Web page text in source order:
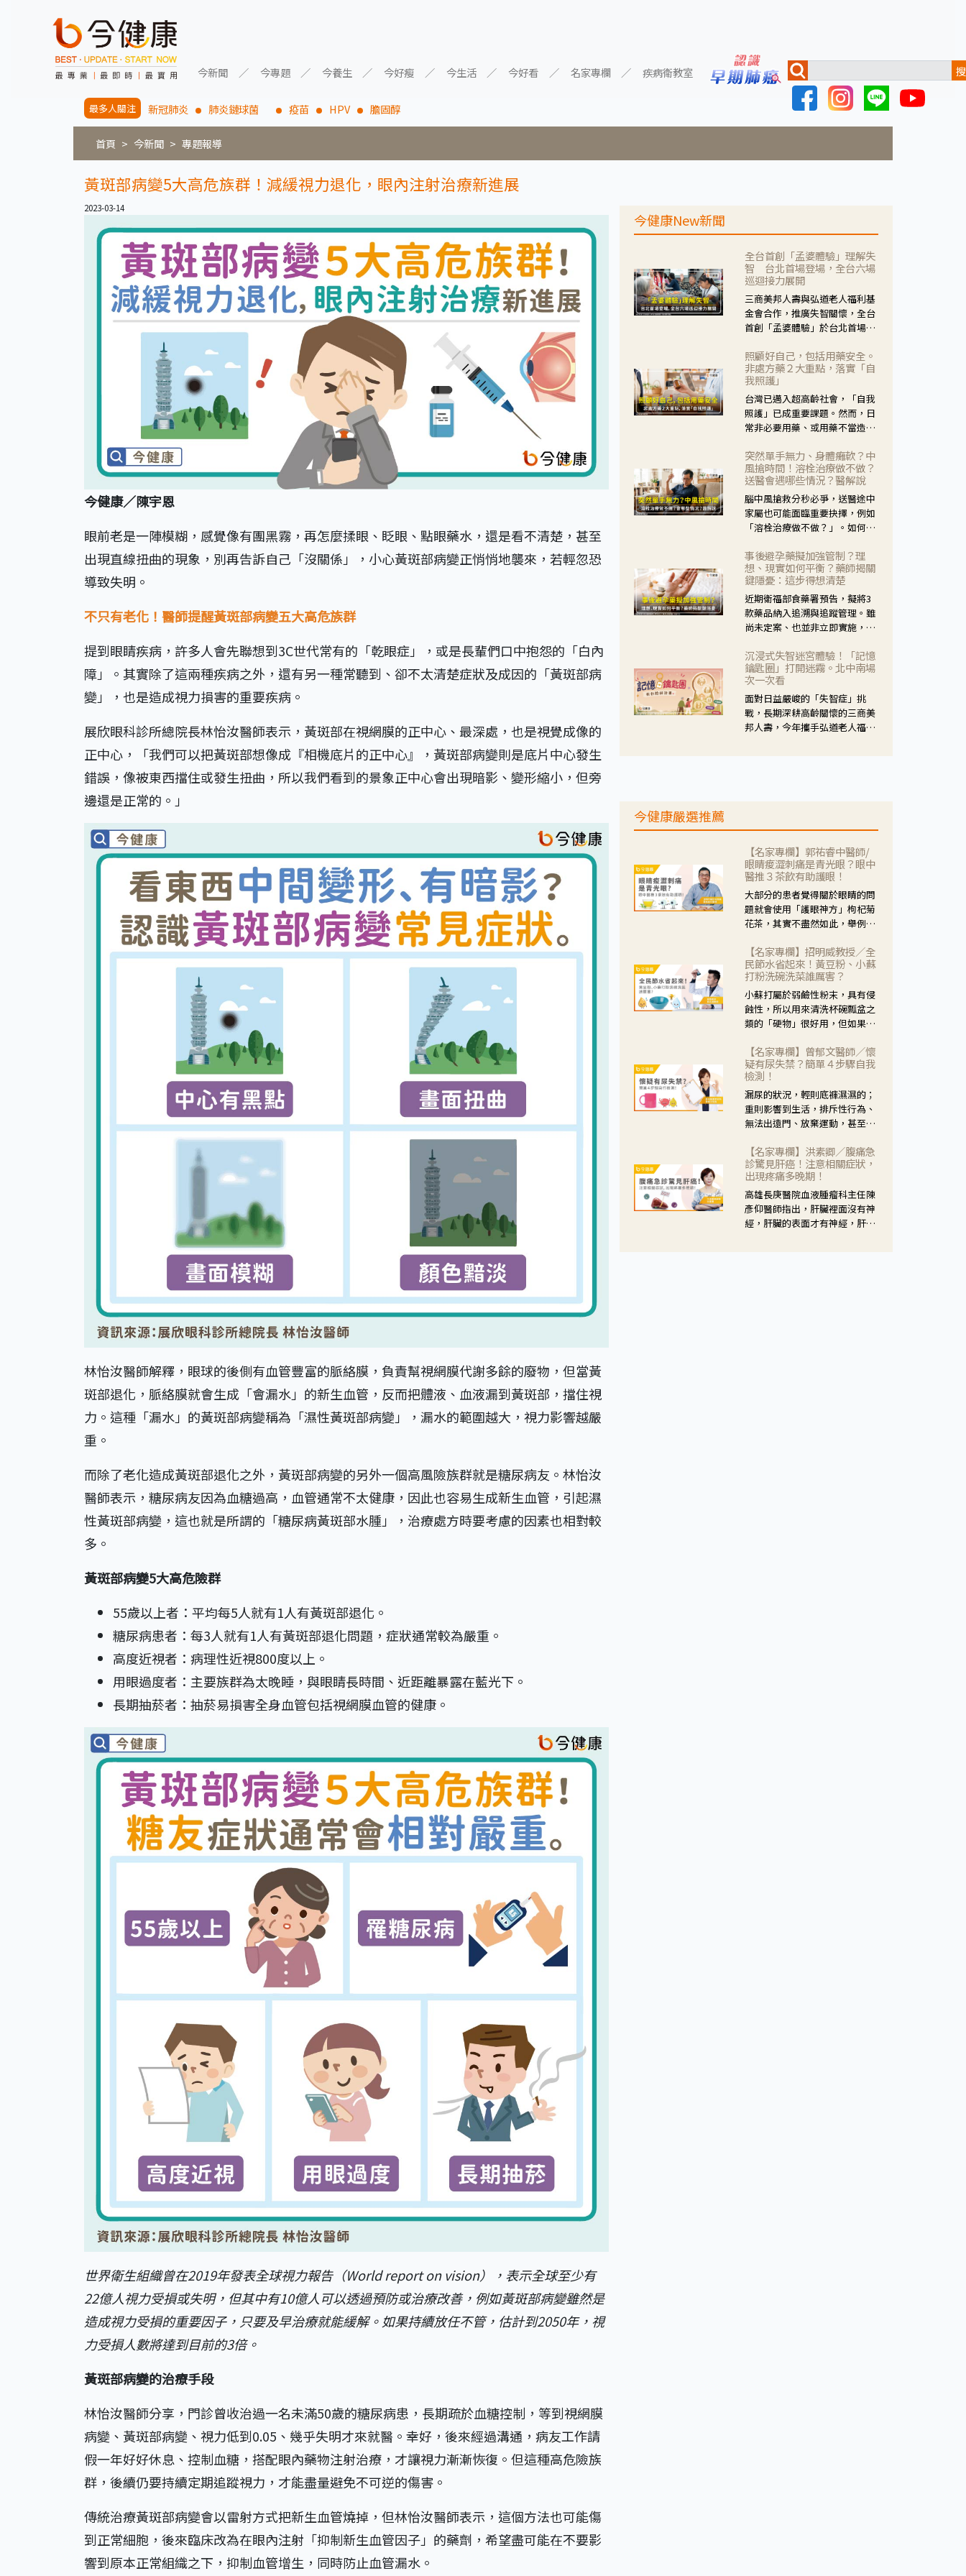
今新聞 今專題 今養生 今好瘦 今生活 今好看 名家專欄 疾病衛教室
最多人關注 新冠肺炎 肺炎鏈球菌 疫苗 HPV 膽固醇
首頁 今新聞 專題報導
黃斑部病變5大高危族群！減緩視力退化，眼內注射治療新進展
2023-03-14
今健康／陳宇恩
眼前老是一陣模糊，感覺像有團黑霧，再怎麼揉眼、眨眼、點眼藥水，還是看不清楚，甚至
出現直線扭曲的現象，別再告訴自己「沒關係」，小心黃斑部病變正悄悄地襲來，若輕忽恐
導致失明。
不只有老化！醫師提醒黃斑部病變五大高危族群
提到眼睛疾病，許多人會先聯想到3C世代常有的「乾眼症」，或是長輩們口中抱怨的「白內
障」。其實除了這兩種疾病之外，還有另一種常聽到、卻不太清楚症狀及成因的「黃斑部病
變」，也是造成視力損害的重要疾病。
展欣眼科診所總院長林怡汝醫師表示，黃斑部在視網膜的正中心、最深處，也是視覺成像的
正中心，「我們可以把黃斑部想像成『相機底片的正中心』，黃斑部病變則是底片中心發生
錯誤，像被東西擋住或發生扭曲，所以我們看到的景象正中心會出現暗影、變形縮小，但旁
邊還是正常的。」
林怡汝醫師解釋，眼球的後側有血管豐富的脈絡膜，負責幫視網膜代謝多餘的廢物，但當黃
斑部退化，脈絡膜就會生成「會漏水」的新生血管，反而把體液、血液漏到黃斑部，擋住視
力。這種「漏水」的黃斑部病變稱為「濕性黃斑部病變」，漏水的範圍越大，視力影響越嚴
重。
而除了老化造成黃斑部退化之外，黃斑部病變的另外一個高風險族群就是糖尿病友。林怡汝
醫師表示，糖尿病友因為血糖過高，血管通常不太健康，因此也容易生成新生血管，引起濕
性黃斑部病變，這也就是所謂的「糖尿病黃斑部水腫」，治療處方時要考慮的因素也相對較
多。
黃斑部病變5大高危險群
55歲以上者：平均每5人就有1人有黃斑部退化。
糖尿病患者：每3人就有1人有黃斑部退化問題，症狀通常較為嚴重。
高度近視者：病理性近視800度以上。
用眼過度者：主要族群為太晚睡，與眼睛長時間、近距離暴露在藍光下。
長期抽菸者：抽菸易損害全身血管包括視網膜血管的健康。
世界衛生組織曾在2019年發表全球視力報告（World report on vision），表示全球至少有
22億人視力受損或失明，但其中有10億人可以透過預防或治療改善，例如黃斑部病變雖然是
造成視力受損的重要因子，只要及早治療就能緩解。如果持續放任不管，估計到2050年，視
力受損人數將達到目前的3倍。
黃斑部病變的治療手段
林怡汝醫師分享，門診曾收治過一名未滿50歲的糖尿病患，長期疏於血糖控制，等到視網膜
病變、黃斑部病變、視力低到0.05、幾乎失明才來就醫。幸好，後來經過溝通，病友工作請
假一年好好休息、控制血糖，搭配眼內藥物注射治療，才讓視力漸漸恢復。但這種高危險族
群，後續仍要持續定期追蹤視力，才能盡量避免不可逆的傷害。
傳統治療黃斑部病變會以雷射方式把新生血管燒掉，但林怡汝醫師表示，這個方法也可能傷
到正常細胞，後來臨床改為在眼內注射「抑制新生血管因子」的藥劑，希望盡可能在不要影
響到原本正常組織之下，抑制血管增生，同時防止血管漏水。
今健康New新聞
全台首創「孟婆體驗」理解失
智 台北首場登場，全台六場
巡迴接力展開
三商美邦人壽與弘道老人福利基
金會合作，推廣失智關懷，全台
首創「孟婆體驗」於台北首場實
模式，用結合情境互動等豐富活
動，將抽象的失智轉化為可感
受、可討論的生活情境，並引導
民眾在家人開始出現改變時，以
理解取代責備、以耐心回應不
安。
照顧好自己，包括用藥安全。
非處方藥２大重點，落實「自
我照護」
台灣已邁入超高齡社會，「自我
照護」已成重要課題。然而，日
常非必要用藥、或用藥不當造成
在重要。社團法人台灣自我照護
產業協會 提出「非處方藥正確使
用」與「藥師給力」，鼓勵民眾
建立安全且正確的自我照護習
慣。
突然單手無力、身體癱軟？中
風搶時間！溶栓治療做不做？
送醫會遇哪些情況？醫解說
腦中風搶救分秒必爭，送醫途中
家屬也可能面臨重要抉擇，例如
「溶栓治療做不做？」。如何搶
會理事長陳龍醫師解說！
事後避孕藥擬加強管制？理
想、現實如何平衡？藥師揭關
鍵隱憂：這步得想清楚
近期衛福部食藥署預告，擬將3
款藥品納入追溯與追蹤管理。雖
尚未定案、也並非立即實施，不
人杰藥師表示，這三款藥物目
的、作用、風險各有不同，管制
與否所帶來的後許影響也不同，
可先了解其特性。
沉浸式失智迷宮體驗！「記憶
鑰匙圈」打開迷霧。北中南場
次一次看
面對日益嚴峻的「失智症」挑
戰，長期深耕高齡關懷的三商美
邦人壽，今年攜手弘道老人福利
生活挑戰。
今健康嚴選推薦
【名家專欄】郭祐睿中醫師/
眼睛痠澀刺痛是青光眼？眼中
醫推３茶飲有助護眼！
大部分的患者覺得關於眼睛的問
題就會使用「護眼神方」枸杞菊
花茶，其實不盡然如此，舉例來
紅、眼睛痛、眼屎多而且顏色
黃，當然就可以使用枸杞菊花
茶，但是枸杞的劑量要少，菊花
的劑量要多；若是有以上症狀以
外，眼睛還會有灼熱感，眼屎多
到會「牽絲」，也就是水樣分泌
了，這時候就要使用菊花、金銀
花來治療；假如單純的眼睛乾
澀，結膜沒有紅，眼睛周圍沒有
眼屎，這種情況是屬於「陰
虛」，就可以使用枸杞、蓮藕、
麥門冬、山藥等比較滋潤的藥
【名家專欄】招明威教授／全
民節水省起來！黃豆粉、小蘇
打粉洗碗洗菜誰厲害？
小蘇打屬於弱鹼性粉末，具有侵
蝕性，所以用來清洗杯碗瓢盆之
類的「硬物」很好用，但如果用
特別注意用法用量，使用過多或
是浸泡太久，容易腐蝕蔬菜的纖
維，讓菜軟掉不清脆。
【名家專欄】曾郁文醫師／懷
疑有尿失禁？簡單４步驟自我
檢測！
漏尿的狀況，輕則底褲濕濕的；
重則影響到生活，排斥性行為、
無法出遠門、放棄運動，甚至怕
禁」的症狀，長期下來不敢與朋
友往來，低潮陰霾造成憂鬱症。
【名家專欄】洪素卿／腹痛急
診驚見肝癌！注意相關症狀，
出現疼痛多晚期！
高雄長庚醫院血液腫瘤科主任陳
彥仰醫師指出，肝臟裡面沒有神
經，肝臟的表面才有神經，肝臟